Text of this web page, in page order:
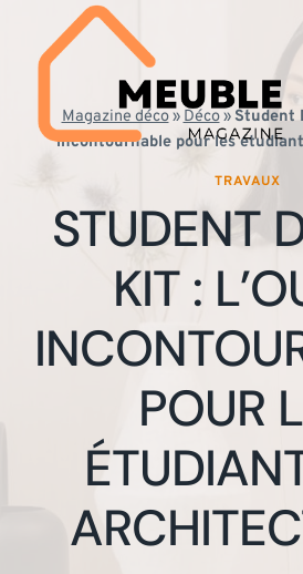
contenu
Magazine déco»Déco»Student
incontournable pour les
TRAVAUX
STUDENT
KIT :
POUR